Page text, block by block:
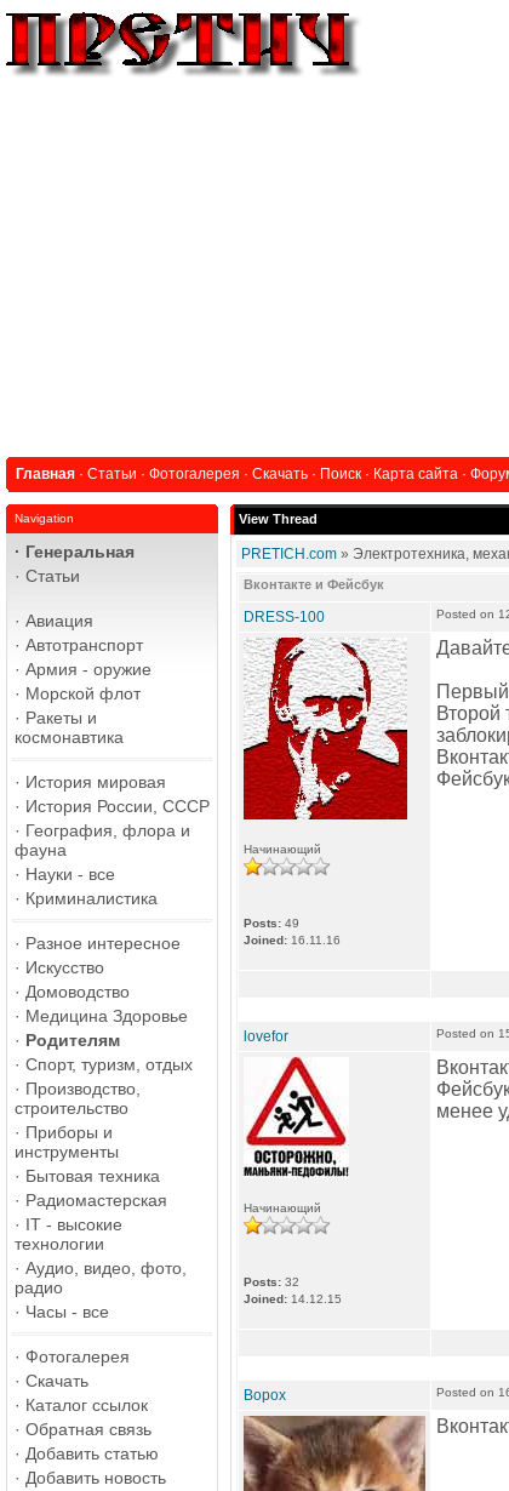
Главная · Статьи · Фотогалерея · Скачать · Поиск · Карта сайта ·
Navigation
· Генеральная
· Статьи
· Авиация
· Автотранспорт
· Армия - оружие
· Морской флот
· Ракеты и
космонавтика
· История мировая
· История России, СССР
· География, флора и
фауна
· Науки - все
· Криминалистика
· Разное интересное
· Искусство
· Домоводство
· Медицина Здоровье
· Родителям
· Спорт, туризм, отдых
· Производство,
строительство
· Приборы и
инструменты
· Бытовая техника
· Радиомастерская
· IT - высокие
технологии
· Аудио, видео, фото,
радио
· Часы - все
· Фотогалерея
· Скачать
· Каталог ссылок
· Обратная связь
· Добавить статью
· Добавить новость
View Thread
PRETICH.com » Электротехника,
Вконтакте и Фейсбук
DRESS-100 Posted on
Начинающий
Posts: 49
Joined: 16.11.16
Первый
Второй
lovefor Posted on
Начинающий
Posts: 32
Joined: 14.12.15
менее
Bopox Posted on